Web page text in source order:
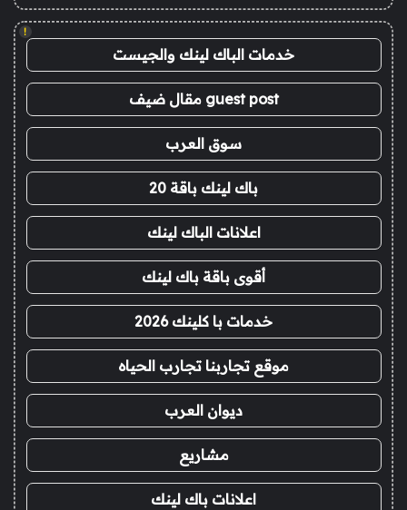
!
خدمات الباك لينك والجيست
guest post مقال ضيف
سوق العرب
باك لينك باقة 20
اعلانات الباك لينك
أقوى باقة باك لينك
خدمات با كلينك 2026
موقع تجاربنا تجارب الحياه
ديوان العرب
مشاريع
اعلانات باك لينك